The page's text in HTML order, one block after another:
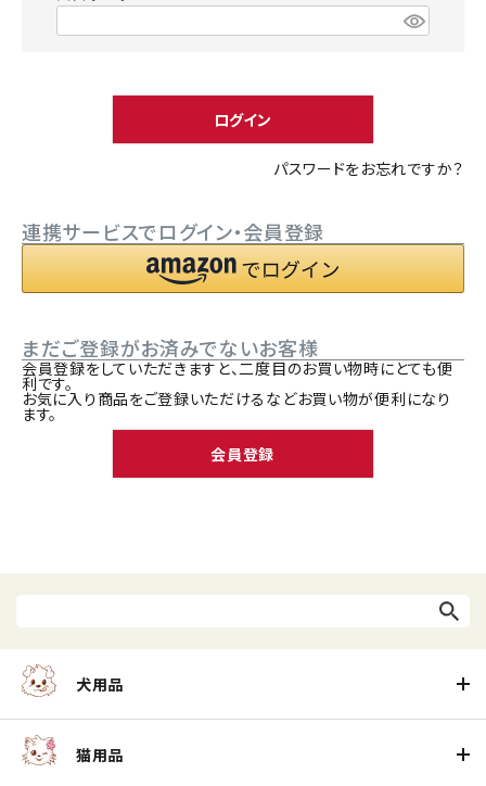
ようこそ ゲスト 様
person 新規会員登録
)
ログイン
パスワードをお忘れですか？
連携サービスでログイン・会員登録
まだご登録がお済みでないお客様
会員登録をしていただきますと、二度目のお買い物時にとても便
利です。
お気に入り商品をご登録いただけるなどお買い物が便利になり
ます。
会員登録
犬用品
猫用品